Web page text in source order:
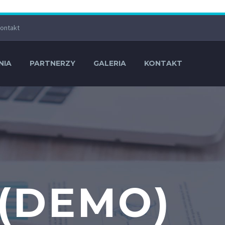
PARTNERZY GALERIA KONTAKT